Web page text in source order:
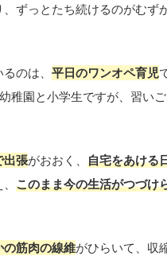
ずっとたち続けるのがむず
のは、 平日のワンオペ育児
稚園と小学生ですが、習い
出張がおおく、 自宅をあける
このまま今の生活がつづけ
の筋肉の線維がひらいて、収